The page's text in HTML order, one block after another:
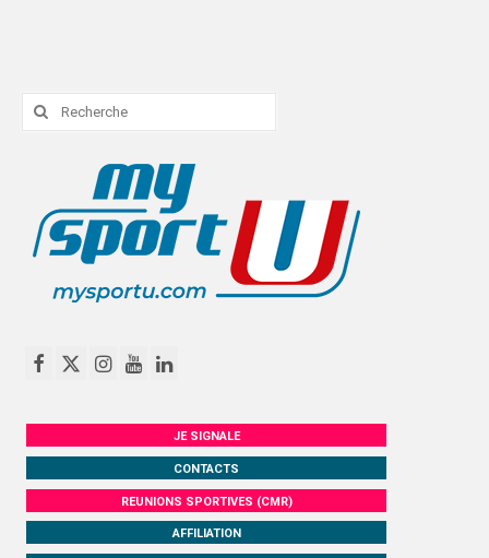
Rechercher
JE SIGNALE
CONTACTS
REUNIONS SPORTIVES (CMR)
AFFILIATION